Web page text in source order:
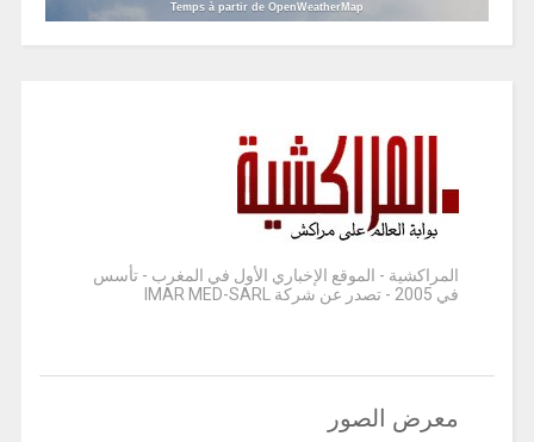
Temps à partir de OpenWeatherMap
المراكشية - الموقع الإخباري الأول في المغرب - تأسس
في 2005 - تصدر عن شركة IMAR MED-SARL
معرض الصور